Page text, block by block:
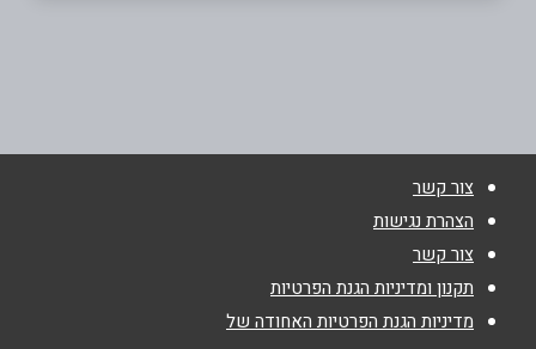
נושא*
אנא חזרו אלי בקשר ל...
צור קשר
הצהרת נגישות
צור קשר
תקנון ומדיניות הגנת הפרטיות
מדיניות הגנת הפרטיות האחודה של